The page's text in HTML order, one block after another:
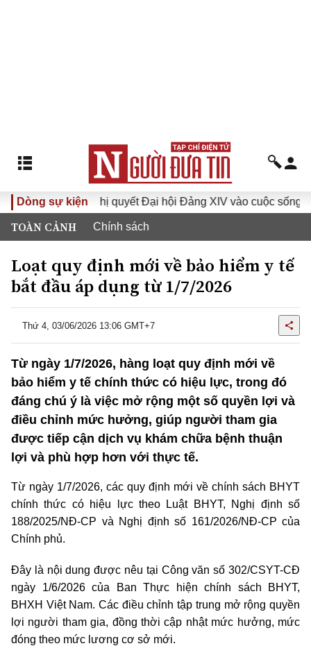
Dòng sự kiện
Đưa Nghị quyết Đại hội Đảng XIV vào cuộc sống
TOÀN CẢNH Chính sách
Loạt quy định mới về bảo hiểm y tế
bắt đầu áp dụng từ 1/7/2026
Thứ 4, 03/06/2026 13:06 GMT+7
Từ ngày 1/7/2026, hàng loạt quy định mới về
bảo hiểm y tế chính thức có hiệu lực, trong đó
đáng chú ý là việc mở rộng một số quyền lợi và
điều chỉnh mức hưởng, giúp người tham gia
được tiếp cận dịch vụ khám chữa bệnh thuận
lợi và phù hợp hơn với thực tế.
Từ ngày 1/7/2026, các quy định mới về chính sách BHYT
chính thức có hiệu lực theo Luật BHYT, Nghị định số
188/2025/NĐ-CP và Nghị định số 161/2026/NĐ-CP của
Chính phủ.
Đây là nội dung được nêu tại Công văn số 302/CSYT-CĐ
ngày 1/6/2026 của Ban Thực hiện chính sách BHYT,
BHXH Việt Nam. Các điều chỉnh tập trung mở rộng quyền
lợi người tham gia, đồng thời cập nhật mức hưởng, mức
đóng theo mức lương cơ sở mới.